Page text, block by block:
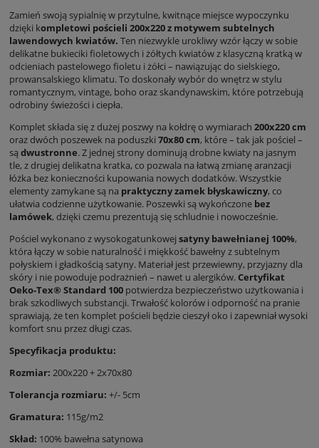
Zamień swoją sypialnię w przytulne, kwitnące miejsce wypoczynku
dzięki kompletowi pościeli 200x220 z motywem subtelnych
lawendowych kwiatów. Ten niezwykle urokliwy wzór łączy w sobie
delikatne bukieciki fioletowych i żółtych kwiatów z klasyczną kratką w
odcieniach pastelowego fioletu i żółci – nawiązując do sielskiego,
prowansalskiego klimatu. To doskonały wybór do wnętrz w stylu
romantycznym, vintage, boho oraz skandynawskim, które potrzebują
odrobiny świeżości i ciepła.
Komplet składa się z dużej poszwy na kołdrę o wymiarach 200x220 cm
oraz dwóch poszewek na poduszki 70x80 cm, które – tak jak pościel –
są dwustronne. Z jednej strony dominują drobne kwiaty na jasnym
tle, z drugiej delikatna kratka, co pozwala na łatwą zmianę aranżacji
łóżka bez konieczności kupowania nowych dodatków. Wszystkie
elementy zamykane są na praktyczny zamek błyskawiczny, co
ułatwia codzienne użytkowanie. Poszewki są wykończone bez
lamówek, dzięki czemu prezentują się schludnie i nowocześnie.
Pościel wykonano z wysokogatunkowej satyny bawełnianej 100%,
która łączy w sobie naturalność i miękkość bawełny z subtelnym
połyskiem i gładkością satyny. Materiał jest przewiewny, przyjazny dla
skóry i nie powoduje podrażnień – nawet u alergików. Certyfikat
Oeko-Tex® Standard 100 potwierdza bezpieczeństwo użytkowania i
brak szkodliwych substancji. Trwałość kolorów i odporność na pranie
sprawiają, że ten komplet pościeli będzie cieszył oko i zapewniał wysoki
komfort snu przez długi czas.
Specyfikacja produktu:
Rozmiar: 200x220 + 2x70x80
Tolerancja rozmiaru: +/- 5cm
Gramatura: 115g/m2
Skład: 100% bawełna satynowa